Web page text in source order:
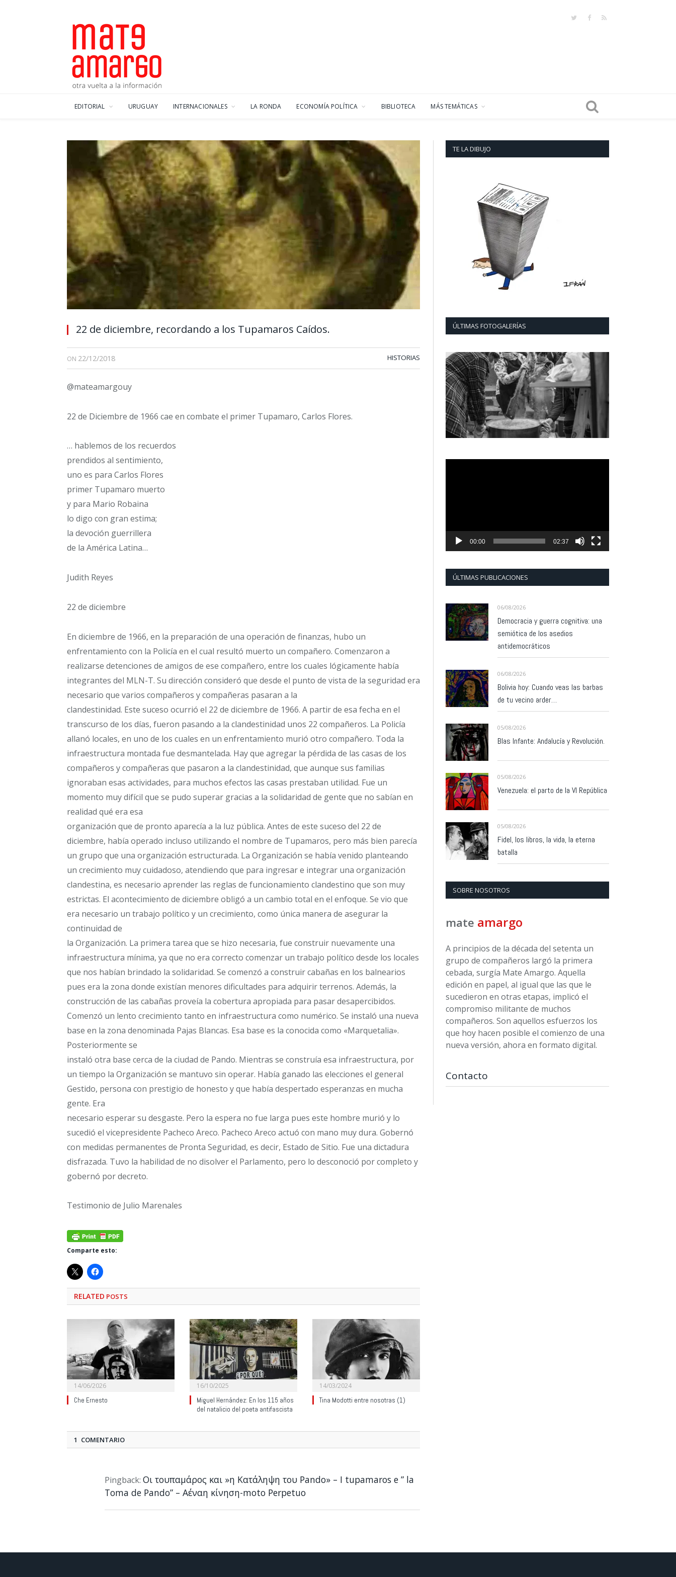
TwitterFacebook
RSS
EDITORIAL URUGUAY INTERNACIONALES LA RONDA ECONOMÍA POLÍTICA BIBLIOTECA MÁS TEMÁTICAS
22 de diciembre, recordando a los Tupamaros Caídos.
ON 22/12/2018 HISTORIAS
@mateamargouy
22 de Diciembre de 1966 cae en combate el primer Tupamaro, Carlos Flores.
… hablemos de los recuerdos
prendidos al sentimiento,
uno es para Carlos Flores
primer Tupamaro muerto
y para Mario Robaina
lo digo con gran estima;
la devoción guerrillera
de la América Latina…
Judith Reyes
22 de diciembre
En diciembre de 1966, en la preparación de una operación de finanzas, hubo un
enfrentamiento con la Policía en el cual resultó muerto un compañero. Comenzaron a
realizarse detenciones de amigos de ese compañero, entre los cuales lógicamente había
integrantes del MLN-T. Su dirección consideró que desde el punto de vista de la seguridad era
necesario que varios compañeros y compañeras pasaran a la
clandestinidad. Este suceso ocurrió el 22 de diciembre de 1966. A partir de esa fecha en el
transcurso de los días, fueron pasando a la clandestinidad unos 22 compañeros. La Policía
allanó locales, en uno de los cuales en un enfrentamiento murió otro compañero. Toda la
infraestructura montada fue desmantelada. Hay que agregar la pérdida de las casas de los
compañeros y compañeras que pasaron a la clandestinidad, que aunque sus familias
ignoraban esas actividades, para muchos efectos las casas prestaban utilidad. Fue un
momento muy difícil que se pudo superar gracias a la solidaridad de gente que no sabían en
realidad qué era esa
organización que de pronto aparecía a la luz pública. Antes de este suceso del 22 de
diciembre, había operado incluso utilizando el nombre de Tupamaros, pero más bien parecía
un grupo que una organización estructurada. La Organización se había venido planteando
un crecimiento muy cuidadoso, atendiendo que para ingresar e integrar una organización
clandestina, es necesario aprender las reglas de funcionamiento clandestino que son muy
estrictas. El acontecimiento de diciembre obligó a un cambio total en el enfoque. Se vio que
era necesario un trabajo político y un crecimiento, como única manera de asegurar la
continuidad de
la Organización. La primera tarea que se hizo necesaria, fue construir nuevamente una
infraestructura mínima, ya que no era correcto comenzar un trabajo político desde los locales
que nos habían brindado la solidaridad. Se comenzó a construir cabañas en los balnearios
pues era la zona donde existían menores dificultades para adquirir terrenos. Además, la
construcción de las cabañas proveía la cobertura apropiada para pasar desapercibidos.
Comenzó un lento crecimiento tanto en infraestructura como numérico. Se instaló una nueva
base en la zona denominada Pajas Blancas. Esa base es la conocida como «Marquetalia».
Posteriormente se
instaló otra base cerca de la ciudad de Pando. Mientras se construía esa infraestructura, por
un tiempo la Organización se mantuvo sin operar. Había ganado las elecciones el general
Gestido, persona con prestigio de honesto y que había despertado esperanzas en mucha
gente. Era
necesario esperar su desgaste. Pero la espera no fue larga pues este hombre murió y lo
sucedió el vicepresidente Pacheco Areco. Pacheco Areco actuó con mano muy dura. Gobernó
con medidas permanentes de Pronta Seguridad, es decir, Estado de Sitio. Fue una dictadura
disfrazada. Tuvo la habilidad de no disolver el Parlamento, pero lo desconoció por completo y
gobernó por decreto.
Testimonio de Julio Marenales
Comparte esto:
RELATED POSTS
14/06/2026
Che Ernesto
16/10/2025
Miguel Hernández: En los 115 años
del natalicio del poeta antifascista
14/03/2024
Tina Modotti entre nosotras (1)
1 COMENTARIO
Pingback: Οι τουπαμάρος και »η Κατάληψη του Pando» – I tupamaros e ” la
Toma de Pando” – Αέναη κίνηση-moto Perpetuo
TE LA DIBUJO
ÚLTIMAS FOTOGALERÍAS
00:00 02:37
ÚLTIMAS PUBLICACIONES
06/08/2026
Democracia y guerra cognitiva: una
semiótica de los asedios
antidemocráticos
06/08/2026
Bolivia hoy: Cuando veas las barbas
de tu vecino arder…
05/08/2026
Blas Infante: Andalucía y Revolución.
05/08/2026
Venezuela: el parto de la VI República
05/08/2026
Fidel, los libros, la vida, la eterna
batalla
SOBRE NOSOTROS
mate amargo
A principios de la década del setenta un
grupo de compañeros largó la primera
cebada, surgía Mate Amargo. Aquella
edición en papel, al igual que las que le
sucedieron en otras etapas, implicó el
compromiso militante de muchos
compañeros. Son aquellos esfuerzos los
que hoy hacen posible el comienzo de una
nueva versión, ahora en formato digital.
Contacto